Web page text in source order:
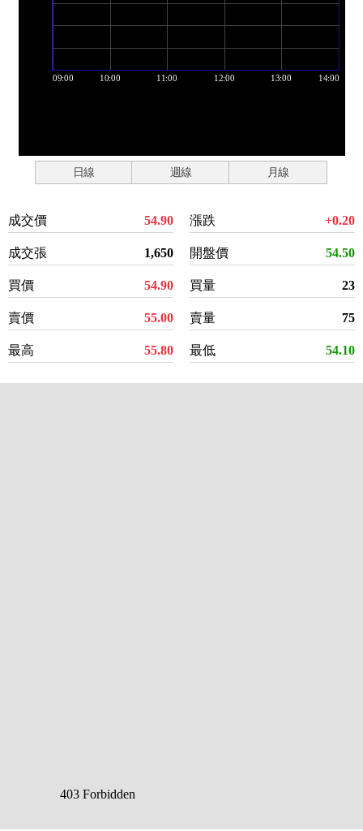
日線 週線 月線
成交價 54.90
成交張 1,650
買價 54.90
賣價 55.00
最高 55.80
漲跌 +0.20
開盤價 54.50
買量 23
賣量 75
最低 54.10